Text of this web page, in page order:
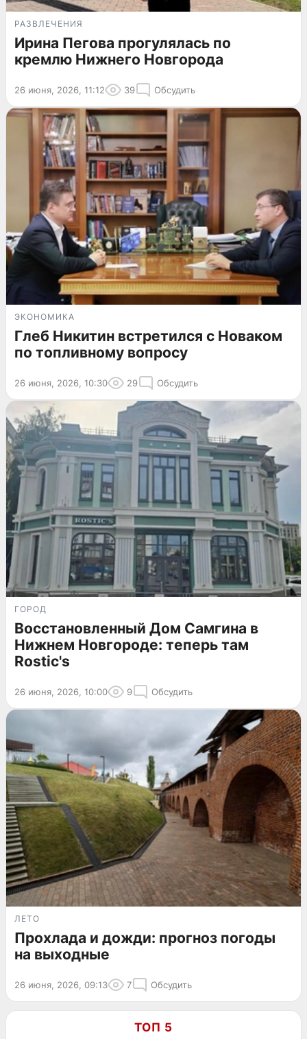
РАЗВЛЕЧЕНИЯ
Ирина Пегова прогулялась по
кремлю Нижнего Новгорода
26 июня, 2026, 11:12 39 Обсудить
ЭКОНОМИКА
Глеб Никитин встретился с Новаком
по топливному вопросу
26 июня, 2026, 10:30 29 Обсудить
ГОРОД
Восстановленный Дом Самгина в
Нижнем Новгороде: теперь там
Rostic's
26 июня, 2026, 10:00 9 Обсудить
ЛЕТО
Прохлада и дожди: прогноз погоды
на выходные
26 июня, 2026, 09:13 7 Обсудить
ТОП 5